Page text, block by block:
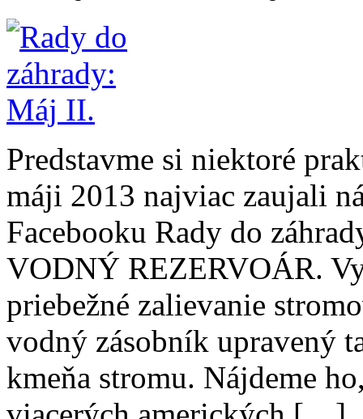
Predstavme si niektoré
máji 2013 najviac zaujali
Facebooku Rady do
VODNÝ REZERVOÁR.
priebežné zalievanie
vodný zásobník upravený
kmeňa stromu. Nájdeme